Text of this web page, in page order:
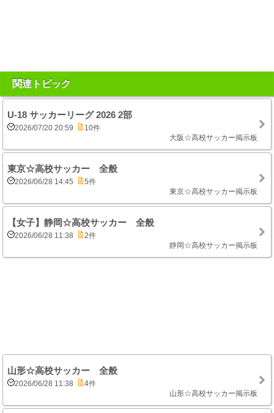
関連トピック
U-18 サッカーリーグ 2026 2部
2026/07/20 20:59
10件
大阪☆高校サッカー掲示板
東京☆高校サッカー 全般
2026/06/28 14:45
5件
東京☆高校サッカー掲示板
【女子】静岡☆高校サッカー 全般
2026/06/28 11:38
2件
静岡☆高校サッカー掲示板
山形☆高校サッカー 全般
2026/06/28 11:38
4件
山形☆高校サッカー掲示板